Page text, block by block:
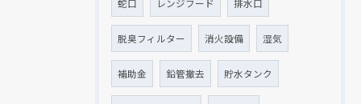
蛇口 レンジフード 排水口
脱臭フィルター 消火設備 湿気
補助金 鉛管撤去 貯水タンク